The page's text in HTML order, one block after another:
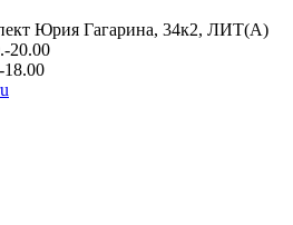
Юрия Гагарина, 34к2, ЛИТ(А)
20.00
18.00